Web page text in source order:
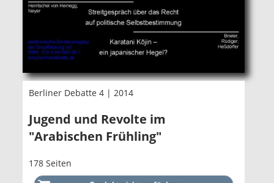
Berliner Debatte 4 | 2014
Jugend und Revolte im
"Arabischen Frühling"
178 Seiten